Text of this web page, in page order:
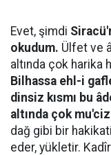
Evet, şimdi
okudum. Ülfet ve
altında çok harika
Bilhassa ehl-i
dinsiz kısmı bu
altında çok
dağ gibi bir
eder, yükletir.